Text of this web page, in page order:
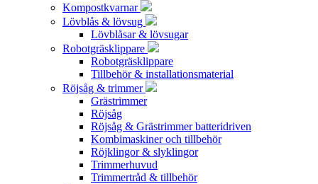
Kompostkvarnar
Lövblås & lövsug
Lövblåsar & lövsugar
Robotgräsklippare
Robotgräsklippare
Tillbehör & installationsmaterial
Röjsåg & trimmer
Grästrimmer
Röjsåg
Röjsåg & Grästrimmer batteridriven
Kombimaskiner och tillbehör
Röjklingor & slyklingor
Trimmerhuvud
Trimmertråd & tillbehör